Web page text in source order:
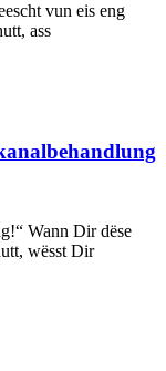
vun eis eng
ass
Wann Dir dëse
wësst Dir